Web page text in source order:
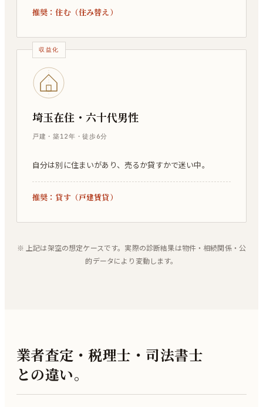
推奨：住む（住み替え）
収益化
埼玉在住・六十代男性
戸建・築12年・徒歩6分
自分は別に住まいがあり、売るか貸すかで迷い中。
推奨：貸す（戸建賃貸）
※ 上記は架空の想定ケースです。実際の診断結果は物件・相続関係・公
的データにより変動します。
業者査定・税理士・司法書士
との違い。